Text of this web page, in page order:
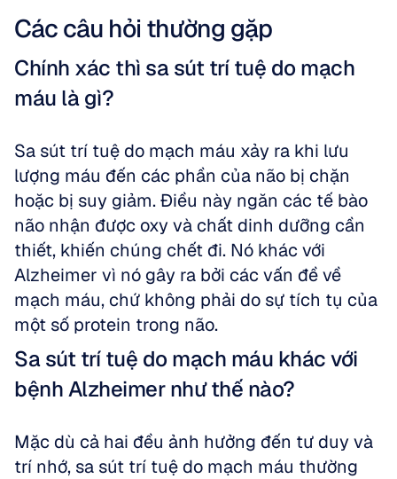
Các câu hỏi thường gặp
Chính xác thì sa sút trí tuệ do mạch
máu là gì?
Sa sút trí tuệ do mạch máu xảy ra khi lưu
lượng máu đến các phần của não bị chặn
hoặc bị suy giảm. Điều này ngăn các tế bào
não nhận được oxy và chất dinh dưỡng cần
thiết, khiến chúng chết đi. Nó khác với
Alzheimer vì nó gây ra bởi các vấn đề về
mạch máu, chứ không phải do sự tích tụ của
một số protein trong não.
Sa sút trí tuệ do mạch máu khác với
bệnh Alzheimer như thế nào?
Mặc dù cả hai đều ảnh hưởng đến tư duy và
trí nhớ, sa sút trí tuệ do mạch máu thường